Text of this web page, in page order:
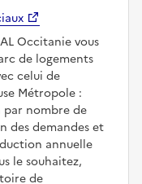
Occitanie vous
de logements
celui de
Métropole :
nombre de
des demandes et
annuelle
le souhaitez,
de